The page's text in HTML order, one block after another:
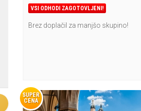
VSI ODHODI ZAGOTOVLJENI!
Brez doplačil za manjšo skupino!
SUPER
CENA